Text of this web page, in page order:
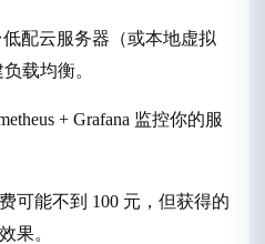
配云服务器（或本地虚拟
载均衡。
+ Grafana 监控你的服
可能不到 100 元，但获得的
果。